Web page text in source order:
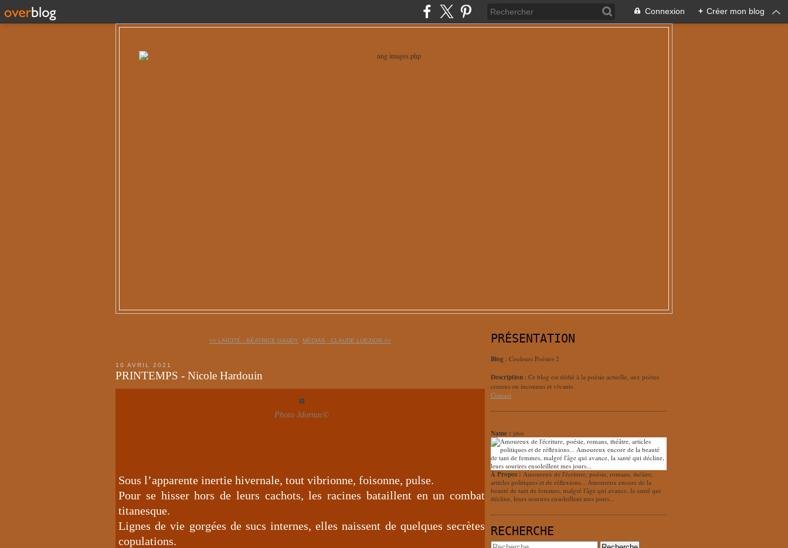
Connexion + Créer mon blog
<< LAÏCITÉ - BÉATRICE GAUDY MÉDIAS - CLAUDE LUEZIOR >>
10 AVRIL 2021
PRINTEMPS - Nicole Hardouin
Photo Jdornac©
Sous l’apparente inertie hivernale, tout vibrionne, foisonne, pulse.
Pour se hisser hors de leurs cachots, les racines bataillent en un combat
titanesque.
Lignes de vie gorgées de sucs internes, elles naissent de quelques secrètes
copulations.
PRÉSENTATION
Blog : Couleurs Poésies 2
Description : Ce blog est dédié à la poésie actuelle, aux poètes
connus ou inconnus et vivants.
Contact
Name : jdor
À Propos : Amoureux de l'écriture, poésie, romans, théâtre,
articles politiques et de réflexions... Amoureux encore de la
beauté de tant de femmes, malgré l'âge qui avance, la santé qui
décline, leurs sourires ensoleillent mes jours...
RECHERCHE